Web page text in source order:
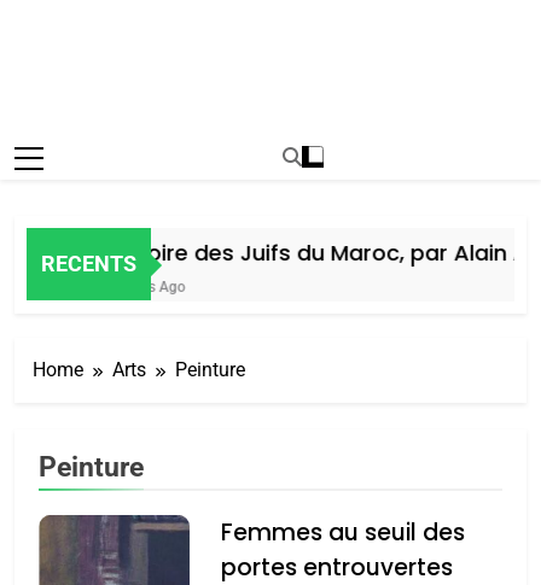
RECENTS
Histoire des Juifs du Maroc, par Alain
7 Jours Ago
Home Arts Peinture
Peinture
Femmes au seuil des
portes entrouvertes